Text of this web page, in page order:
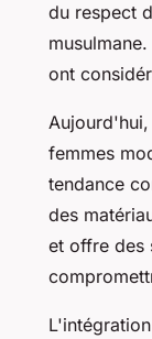
du respect
ont
femmes
tendance
des
et offre des